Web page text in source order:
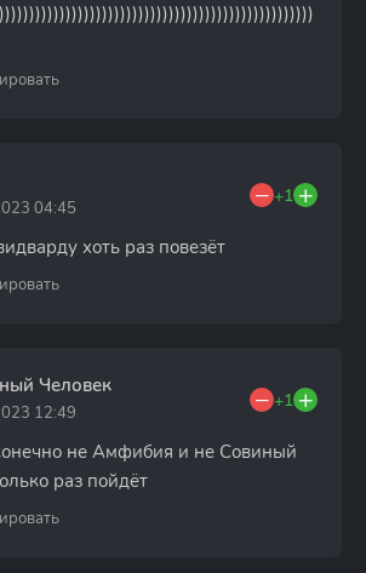
04:45
+1
хоть раз повезёт
Человек
12:49
+1
не Амфибия и не Совиный
раз пойдёт